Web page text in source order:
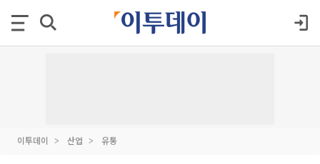
이투데이 산업 유통